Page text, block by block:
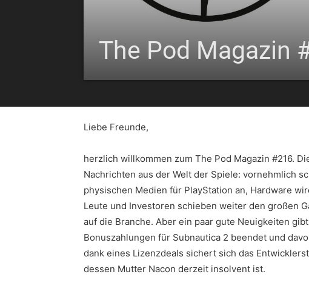
The Pod Magazin
Liebe Freunde,
herzlich willkommen zum The Pod Magazin #216.
Nachrichten aus der Welt der Spiele: vornehmlich
physischen Medien für PlayStation an, Hardware
Leute und Investoren schieben weiter den großen
auf die Branche. Aber ein paar gute Neuigkeiten
Bonuszahlungen für Subnautica 2 beendet und
dank eines Lizenzdeals sichert sich das
dessen Mutter Nacon derzeit insolvent ist.